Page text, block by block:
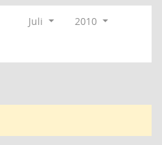
Juli
2010